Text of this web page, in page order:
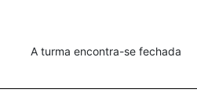
A turma encontra-se fechada